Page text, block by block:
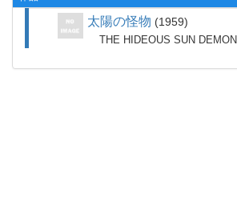
太陽の怪物 1959
THE HIDEOUS SUN DEMON